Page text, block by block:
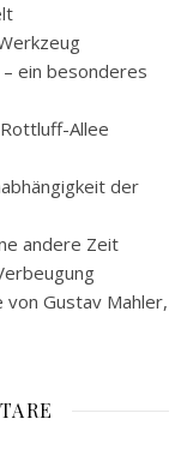
ein besonderes
Allee
der
andere Zeit
Gustav Mahler,